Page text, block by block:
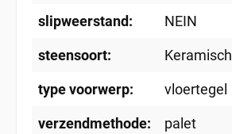
slipweerstand: NEIN
steensoort: Keramisch
type voorwerp: vloertegel
verzendmethode: palet